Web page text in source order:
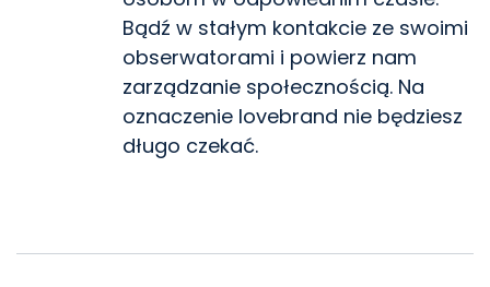
Bądź w stałym kontakcie ze swoimi
obserwatorami i powierz nam
zarządzanie społecznością. Na
oznaczenie lovebrand nie będziesz
długo czekać.